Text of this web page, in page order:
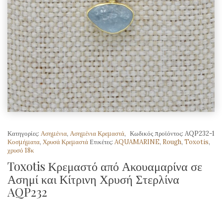
Κωδικός προϊόντος: AQP232-1
Κατηγορίες: Ασημένια, Ασημένια Κρεμαστά,
Κοσμήματα, Χρυσά ΚρεμαστάΕτικέτες: AQUAMARINE, Rough, Toxotis,
χρυσό 18κ
Toxotis Κρεμαστό από Ακουαμαρίνα σε
Ασημί και Κίτρινη Χρυσή Στερλίνα
AQP232